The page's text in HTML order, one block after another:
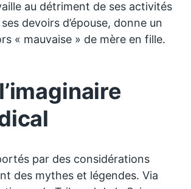
au détriment de ses activités
devoirs d’épouse, donne un
« mauvaise » de mère en fille.
par des considérations
des mythes et légendes. Via